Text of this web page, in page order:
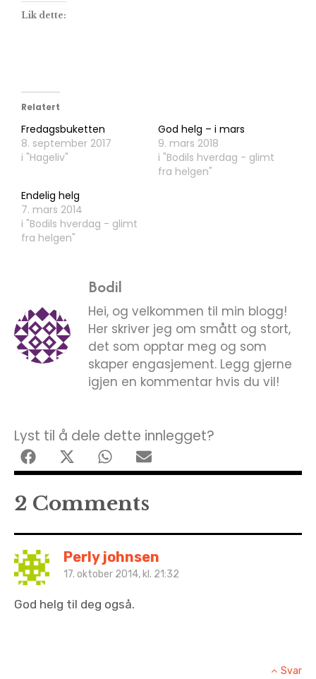
Lik dette:
Relatert
Fredagsbuketten
8. september 2017
i "Hageliv"
God helg – i mars
9. mars 2018
i "Bodils hverdag - glimt
fra helgen"
Endelig helg
7. mars 2014
i "Bodils hverdag - glimt
fra helgen"
Bodil
Hei, og velkommen til min blogg!
Her skriver jeg om smått og stort,
det som opptar meg og som
skaper engasjement. Legg gjerne
igjen en kommentar hvis du vil!
Lyst til å dele dette innlegget?
2 Comments
Perly johnsen
17. oktober 2014, kl. 21:32
God helg til deg også.
Svar